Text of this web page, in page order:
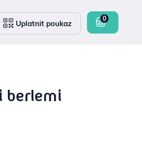
Uplatnit poukaz
berlemi